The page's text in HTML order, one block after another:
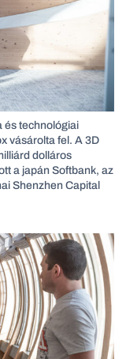
és technológiai
vásárolta fel. A 3D
dolláros
a japán Softbank, az
Shenzhen Capital